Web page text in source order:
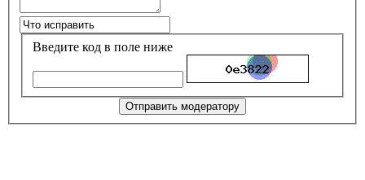
Введите код в поле ниже
Отправить модератору